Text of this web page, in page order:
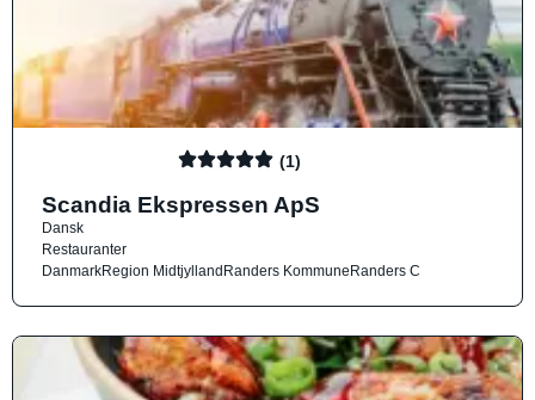
(1)
Scandia Ekspressen ApS
Dansk
Restauranter
DanmarkRegion MidtjyllandRanders KommuneRanders C